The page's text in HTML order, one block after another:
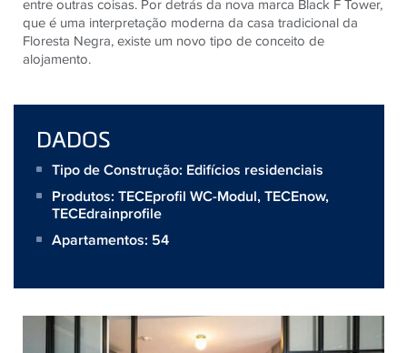
entre outras coisas. Por detrás da nova marca Black F Tower,
que é uma interpretação moderna da casa tradicional da
Floresta Negra, existe um novo tipo de conceito de
alojamento.
DADOS
Tipo de Construção: Edifícios residenciais
Produtos: TECEprofil WC-Modul,TECEnow,
TECEdrainprofile
Apartamentos: 54